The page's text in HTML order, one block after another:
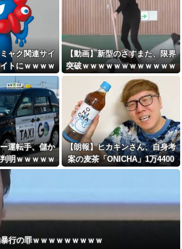
韓国の反応
Powered by livedoor 相互RSS
ャク関連サイ
トにｗｗｗｗ
ｗｗｗ
【動画】新型のさすまた、限界
突破ｗｗｗｗｗｗｗｗｗｗｗｗ
ｗ
運転手、儲か
明ｗｗｗｗｗ
ｗｗｗｗｗｗ
ｗｗ
【朗報】ヒカキンさん、自身考
案の麦茶「ONICHA」1万4400
本を熊本県に発送ｗｗｗｗｗｗ
行の罪ｗｗｗｗｗｗｗｗｗ